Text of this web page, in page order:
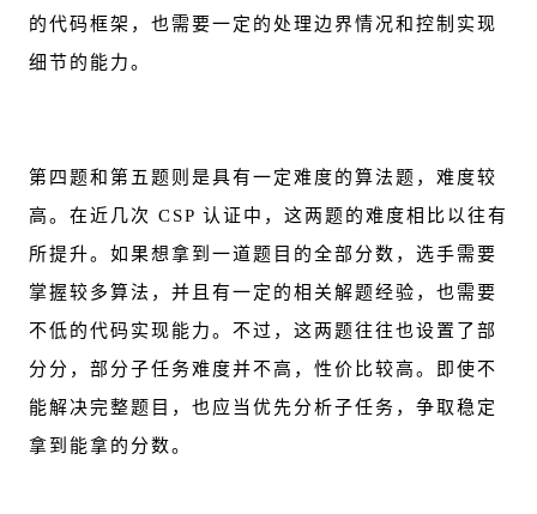
的代码框架，也需要一定的处理边界情况和控制实现
细节的能力。
第四题和第五题则是具有一定难度的算法题，难度较
高。在近几次 CSP 认证中，这两题的难度相比以往有
所提升。如果想拿到一道题目的全部分数，选手需要
掌握较多算法，并且有一定的相关解题经验，也需要
不低的代码实现能力。不过，这两题往往也设置了部
分分，部分子任务难度并不高，性价比较高。即使不
能解决完整题目，也应当优先分析子任务，争取稳定
拿到能拿的分数。